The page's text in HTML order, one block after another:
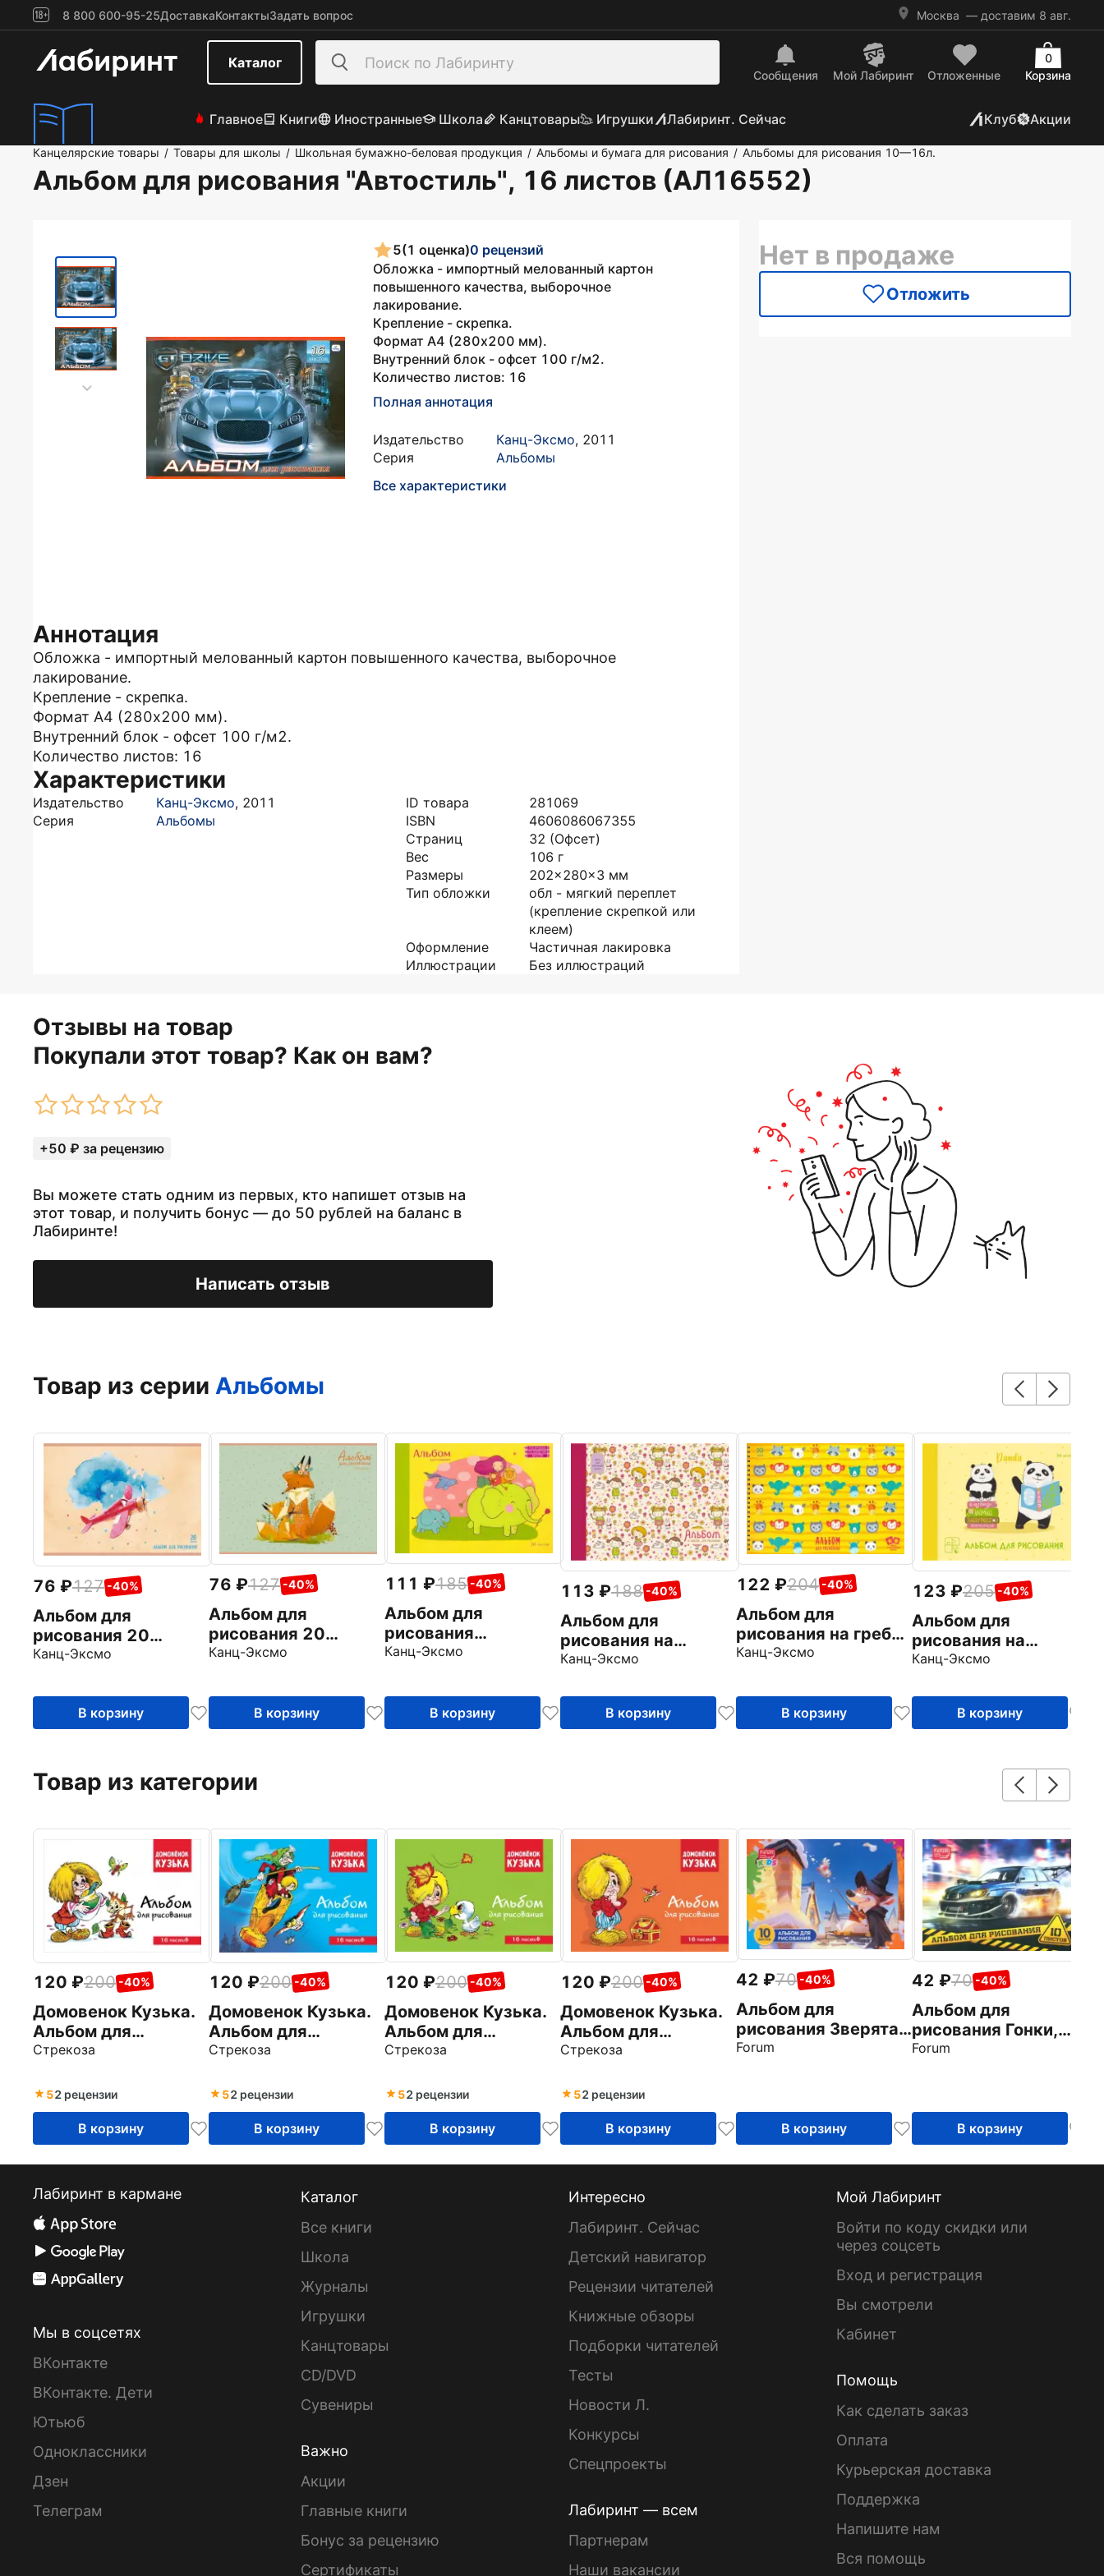
8 800 600-95-25ДоставкаКонтактыЗадать вопрос Москва — доставим 8 авг.
Каталог
Сообщения Mой Лабиринт Отложенные Корзина
0
Главное Книги Иностранные Школа Канцтовары Игрушки Лабиринт. Сейчас Клуб Акции
Канцелярские товары / Товары для школы / Школьная бумажно-беловая продукция / Альбомы и бумага для рисования / Альбомы для рисования 10—16л.
Альбом для рисования "Автостиль", 16 листов (АЛ16552)
5(1 оценка)0 рецензий
Обложка - импортный мелованный картон
повышенного качества, выборочное
лакирование.
Крепление - скрепка.
Формат А4 (280х200 мм).
Внутренний блок - офсет 100 г/м2.
Количество листов: 16
Полная аннотация
Издательство Канц-Эксмо, 2011
Серия
Альбомы
Все характеристики
Аннотация
Обложка - импортный мелованный картон повышенного качества, выборочное
лакирование.
Крепление - скрепка.
Формат А4 (280х200 мм).
Внутренний блок - офсет 100 г/м2.
Количество листов: 16
Характеристики
Издательство Канц-Эксмо, 2011
Серия
Альбомы
ID товара
281069
ISBN
4606086067355
Страниц
32 (Офсет)
Вес
106 г
Размеры
202x280x3 мм
Тип обложки
обл - мягкий переплет
(крепление скрепкой или
клеем)
Оформление
Частичная лакировка
Иллюстрации
Без иллюстраций
Нет в продаже
Отложить
Отзывы на товар
Покупали этот товар? Как он вам?
+50 ₽ за рецензию
Вы можете стать одним из первых, кто напишет отзыв на
этот товар, и получить бонус — до 50 рублей на баланс в
Лабиринте!
Написать отзыв
Товар из серии Альбомы
76 127 -40%
Альбом для
рисования 20
листов, Полет
(А202156)
Канц-Эксмо
В корзину
76 127 -40%
Альбом для
рисования 20
листов, Лисья семья
Канц-Эксмо
В корзину
111 185 -40%
Альбом для
рисования
"Волшебная
листов, А4, склейка)
(АЛ202027)
Канц-Эксмо
В корзину
113 188 -40%
Альбом для
рисования на
склейке, 20 листов,
(А202021)
Канц-Эксмо
В корзину
122 204 -40%
Альбом для
рисования на гребне
"Милые мордашки",
трафаретами
(АСЛ202079)
Канц-Эксмо
В корзину
123 205 -40%
Альбом для
рисования на
склейке, 30 листов,
(А302023)
Канц-Эксмо
В корзину
Товар из категории
120 200 -40%
Домовенок Кузька.
Альбом для
рисования, 16
Стрекоза
52 рецензии
В корзину
120 200 -40%
Домовенок Кузька.
Альбом для
рисования, 16
Стрекоза
52 рецензии
В корзину
120 200 -40%
Домовенок Кузька.
Альбом для
рисования, 16
Стрекоза
52 рецензии
В корзину
120 200 -40%
Домовенок Кузька.
Альбом для
рисования, 16
Стрекоза
52 рецензии
В корзину
42 70 -40%
Альбом для
рисования Зверята,
А4, 10 листов
Forum
В корзину
42 70 -40%
Альбом для
рисования Гонки,
А4, 10 листов
Forum
В корзину
Лабиринт в кармане
Мы в соцсетях
ВКонтакте
ВКонтакте. Дети
Ютьюб
Одноклассники
Дзен
Телеграм
Каталог
Все книги
Школа
Журналы
Игрушки
Канцтовары
CD/DVD
Сувениры
Важно
Акции
Главные книги
Бонус за рецензию
Сертификаты
Интересно
Лабиринт. Сейчас
Детский навигатор
Рецензии читателей
Книжные обзоры
Подборки читателей
Тесты
Новости Л.
Конкурсы
Спецпроекты
Лабиринт — всем
Партнерам
Наши вакансии
Мой Лабиринт
Войти по коду скидки или
через соцсеть
Вход и регистрация
Вы смотрели
Кабинет
Помощь
Как сделать заказ
Оплата
Курьерская доставка
Поддержка
Напишите нам
Вся помощь